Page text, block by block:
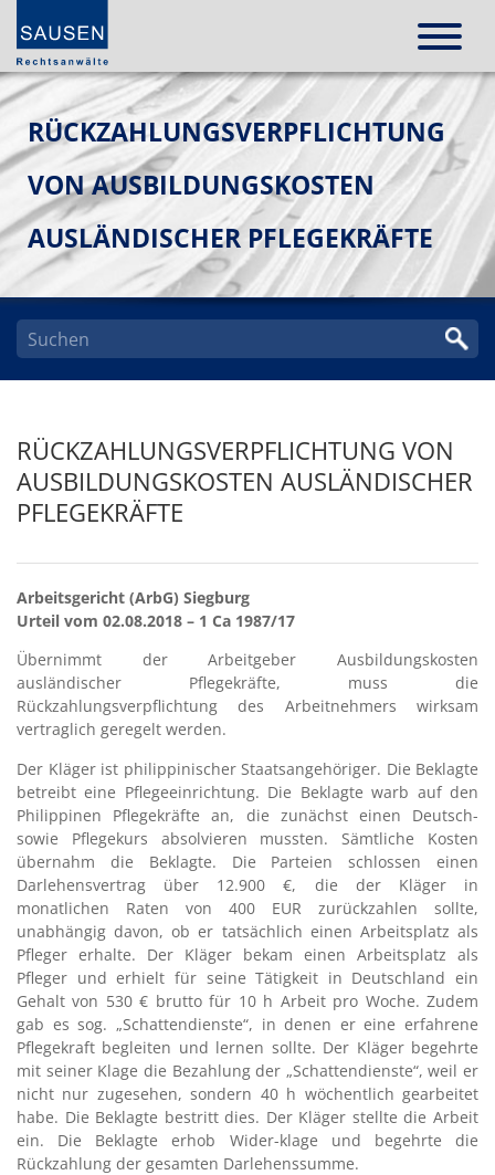
RÜCKZAHLUNGSVERPFLICHTUNG
VON AUSBILDUNGSKOSTEN
AUSLÄNDISCHER PFLEGEKRÄFTE
RÜCKZAHLUNGSVERPFLICHTUNG VON
AUSBILDUNGSKOSTEN AUSLÄNDISCHER
PFLEGEKRÄFTE
Arbeitsgericht (ArbG) Siegburg
Urteil vom 02.08.2018 – 1 Ca 1987/17
Übernimmt der Arbeitgeber Ausbildungskosten
ausländischer Pflegekräfte, muss die
Rückzahlungsverpflichtung des Arbeitnehmers wirksam
vertraglich geregelt werden.
Der Kläger ist philippinischer Staatsangehöriger. Die Beklagte
betreibt eine Pflegeeinrichtung. Die Beklagte warb auf den
Philippinen Pflegekräfte an, die zunächst einen Deutsch-
sowie Pflegekurs absolvieren mussten. Sämtliche Kosten
übernahm die Beklagte. Die Parteien schlossen einen
Darlehensvertrag über 12.900 €, die der Kläger in
monatlichen Raten von 400 EUR zurückzahlen sollte,
unabhängig davon, ob er tatsächlich einen Arbeitsplatz als
Pfleger erhalte. Der Kläger bekam einen Arbeitsplatz als
Pfleger und erhielt für seine Tätigkeit in Deutschland ein
Gehalt von 530 € brutto für 10 h Arbeit pro Woche. Zudem
gab es sog. „Schattendienste“, in denen er eine erfahrene
Pflegekraft begleiten und lernen sollte. Der Kläger begehrte
mit seiner Klage die Bezahlung der „Schattendienste“, weil er
nicht nur zugesehen, sondern 40 h wöchentlich gearbeitet
habe. Die Beklagte bestritt dies. Der Kläger stellte die Arbeit
ein. Die Beklagte erhob Wider-klage und begehrte die
Rückzahlung der gesamten Darlehenssumme.